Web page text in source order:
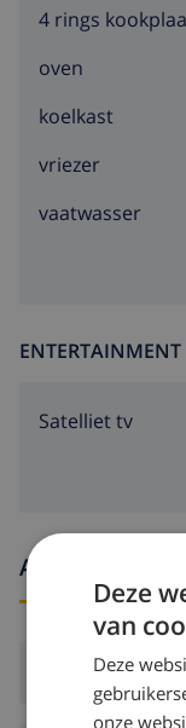
4 rings
oven
koelkast
vriezer
vaatwasser
ENTERTAINMENT
Satelliet tv
Aankomst- en
Deze
van
Deze
onze